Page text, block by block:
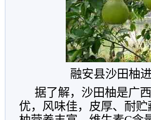
融安县沙田柚
据了解，沙田柚是广
优，风味佳，皮厚、耐